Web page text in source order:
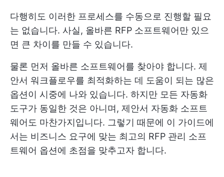
다행히도 이러한 프로세스를 수동으로 진행할 필요
는 없습니다. 사실, 올바른 RFP 소프트웨어만 있으
면 큰 차이를 만들 수 있습니다.
물론 먼저 올바른 소프트웨어를 찾아야 합니다. 제
안서 워크플로우를 최적화하는 데 도움이 되는 많은
옵션이 시중에 나와 있습니다. 하지만 모든 자동화
도구가 동일한 것은 아니며, 제안서 자동화 소프트
웨어도 마찬가지입니다. 그렇기 때문에 이 가이드에
서는 비즈니스 요구에 맞는 최고의 RFP 관리 소프
트웨어 옵션에 초점을 맞추고자 합니다.